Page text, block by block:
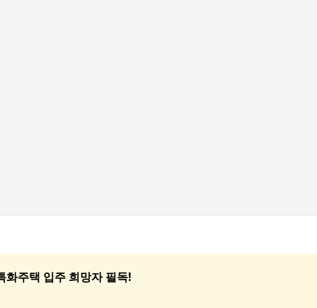
화주택 입주 희망자 필독!